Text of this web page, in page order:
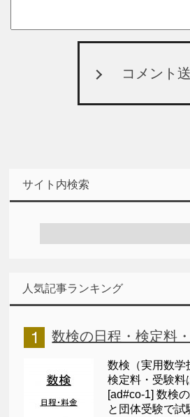
コメント
サイト内検索
人気記事ランキング
数検の日程・検定料
数検（実用数学
検定料・受験料
[ad#co-1] 数検
と団体受験で試